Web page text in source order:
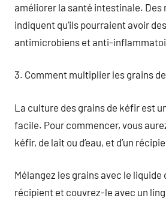
améliorer la santé intestinale. Des
indiquent qu’ils pourraient avoir
antimicrobiens et anti-
3. Comment multiplier les grains
La culture des grains de kéfir est
facile. Pour commencer, vous
kéfir, de lait ou d’eau, et d’un
Mélangez les grains avec le liquide
récipient et couvrez-le avec un